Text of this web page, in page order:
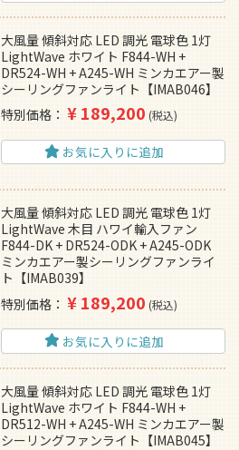
大風量 傾斜対応 LED 調光 電球色 1灯
LightWave ホワイト F844-WH +
DR524-WH + A245-WH ミンカエアー製
シーリングファンライト【IMAB046】
特別価格
¥189,200 税込
お気に入りに追加
大風量 傾斜対応 LED 調光 電球色 1灯
LightWave 木目 ハワイ輸入ファン
F844-DK + DR524-ODK + A245-ODK
ミンカエアー製シーリングファンライ
ト【IMAB039】
特別価格
¥189,200 税込
お気に入りに追加
大風量 傾斜対応 LED 調光 電球色 1灯
LightWave ホワイト F844-WH +
DR512-WH + A245-WH ミンカエアー製
シーリングファンライト【IMAB045】